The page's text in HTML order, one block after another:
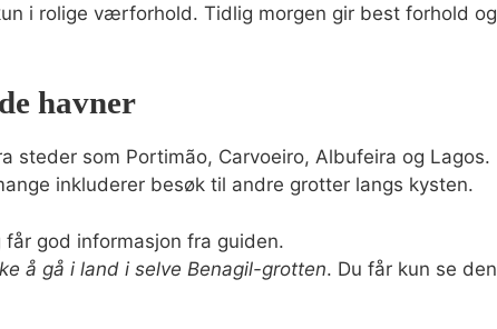
i rolige værforhold. Tidlig morgen gir best forhold og
havner
steder som Portimão, Carvoeiro, Albufeira og Lagos.
inkluderer besøk til andre grotter langs kysten.
god informasjon fra guiden.
å gå i land i selve Benagil-grotten. Du får kun se den